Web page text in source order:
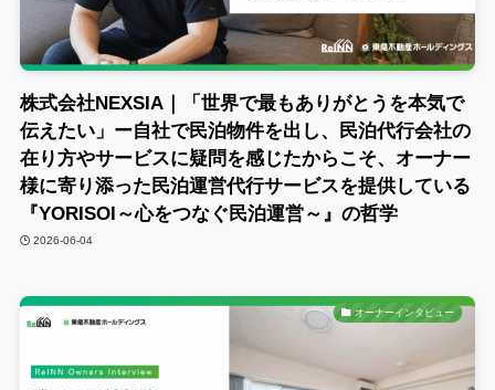
株式会社NEXSIA｜「世界で最もありがとうを本気で
伝えたい」ー自社で民泊物件を出し、民泊代行会社の
在り方やサービスに疑問を感じたからこそ、オーナー
様に寄り添った民泊運営代行サービスを提供している
『YORISOI～心をつなぐ民泊運営～』の哲学
2026-06-04
オーナーインタビュー